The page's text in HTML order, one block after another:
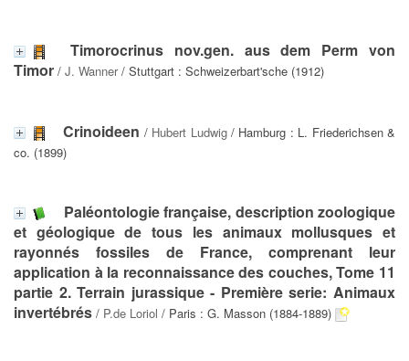
Timorocrinus nov.gen. aus dem Perm von
Timor / J. Wanner/ Stuttgart : Schweizerbart'sche (1912)
Crinoideen / Hubert Ludwig/ Hamburg : L. Friederichsen &
co. (1899)
Paléontologie française, description zoologique
et géologique de tous les animaux mollusques et
rayonnés fossiles de France, comprenant leur
application à la reconnaissance des couches, Tome 11
partie 2. Terrain jurassique - Première serie: Animaux
invertébrés / P.de Loriol / Paris : G. Masson (1884-1889)